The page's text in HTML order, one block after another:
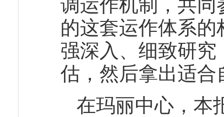
调运作机制，共
的这套运作体系
强深入、细致研
估，然后拿出适
在玛丽中心，本